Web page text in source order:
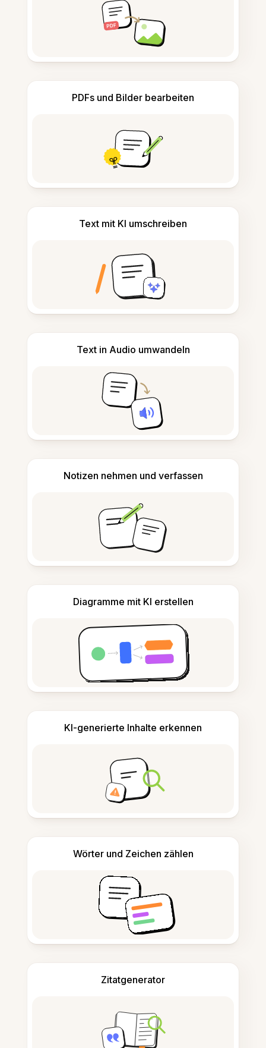
PDFs und Bilder bearbeiten
Text mit KI umschreiben
Text in Audio umwandeln
Notizen nehmen und verfassen
Diagramme mit KI erstellen
KI-generierte Inhalte erkennen
Wörter und Zeichen zählen
Zitatgenerator